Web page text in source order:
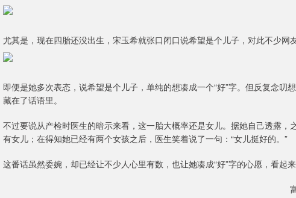
尤其是，现在四胎还没出生，宋玉希就张口闭口说希望是个儿子，对此不少网
即便是她多次表态，说希望是个儿子，单纯的想凑成一个“好”字。但反复念叨
藏在了话语里。
不过要说从产检时医生的暗示来看，这一胎大概率还是女儿。据她自己透露
有女儿；在得知她已经有两个女孩之后，医生笑着说了一句：“女儿挺好的。”
这番话虽然委婉，却已经让不少人心里有数，也让她凑成“好”字的心愿，看起